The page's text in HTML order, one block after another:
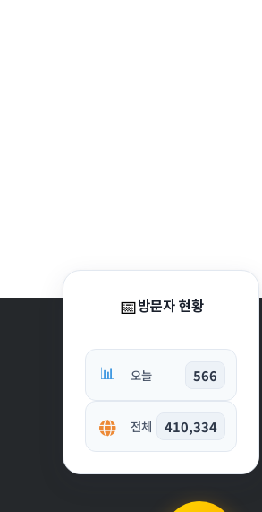
📅방문자 현황
📊 오늘 566
전체 410,334